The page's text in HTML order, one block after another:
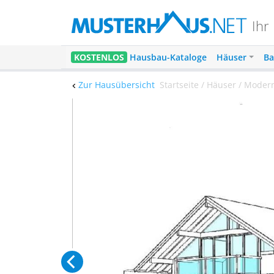
Ihr
KOSTENLOS Hausbau-Kataloge Häuser
Zur Hausübersicht Startseite / Häuser /